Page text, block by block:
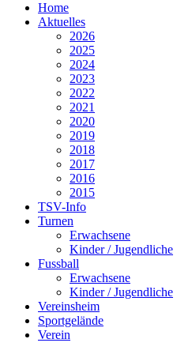
Home
Aktuelles
2026
2025
2024
2023
2022
2021
2020
2019
2018
2017
2016
2015
TSV-Info
Turnen
Erwachsene
Kinder / Jugendliche
Fussball
Erwachsene
Kinder / Jugendliche
Vereinsheim
Sportgelände
Verein